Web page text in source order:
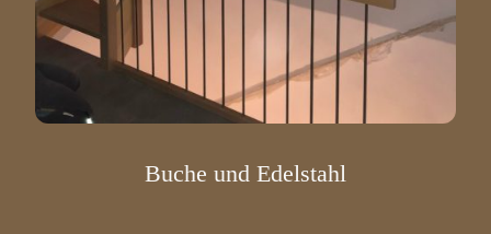
Buche und Edelstahl